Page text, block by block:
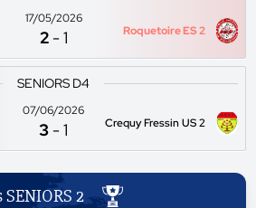
17/05/2026
2 -1 Roquetoire ES 2
SENIORS D4
07/06/2026
3 -1 Crequy Fressin US 2
2